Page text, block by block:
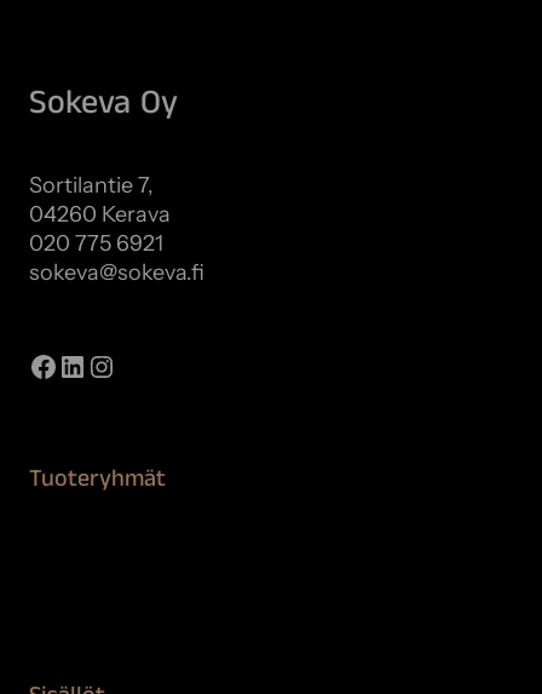
Sokeva Oy
Sortilantie 7,
04260 Kerava
020 775 6921
sokeva@sokeva.fi
Facebook
LinkedIn
Instagram
Tuoteryhmät